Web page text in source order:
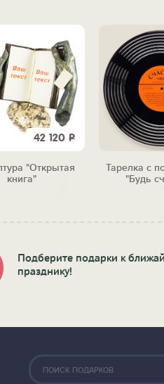
42 120 Р
"Открытая
книга"
Тарелка с
"Будь
Подберите подарки к
празднику!